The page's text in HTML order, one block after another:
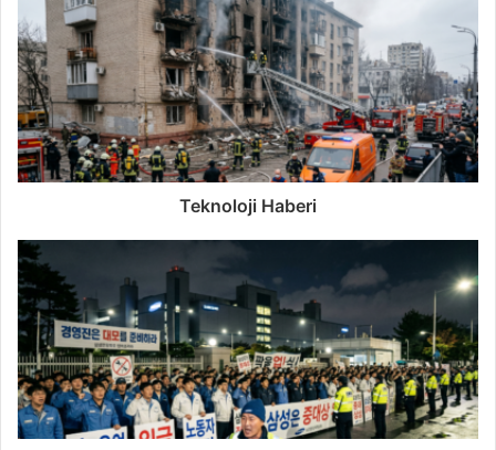
Teknoloji Haberi